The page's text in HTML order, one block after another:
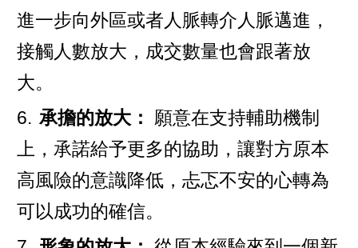
進一步向外區或者人脈轉介人脈邁進，
接觸人數放大，成交數量也會跟著放
大。
6. 承擔的放大：
上，承諾給予更多的協助，讓對方原本
高風險的意識降低，忐忑不安的心轉為
可以成功的確信。